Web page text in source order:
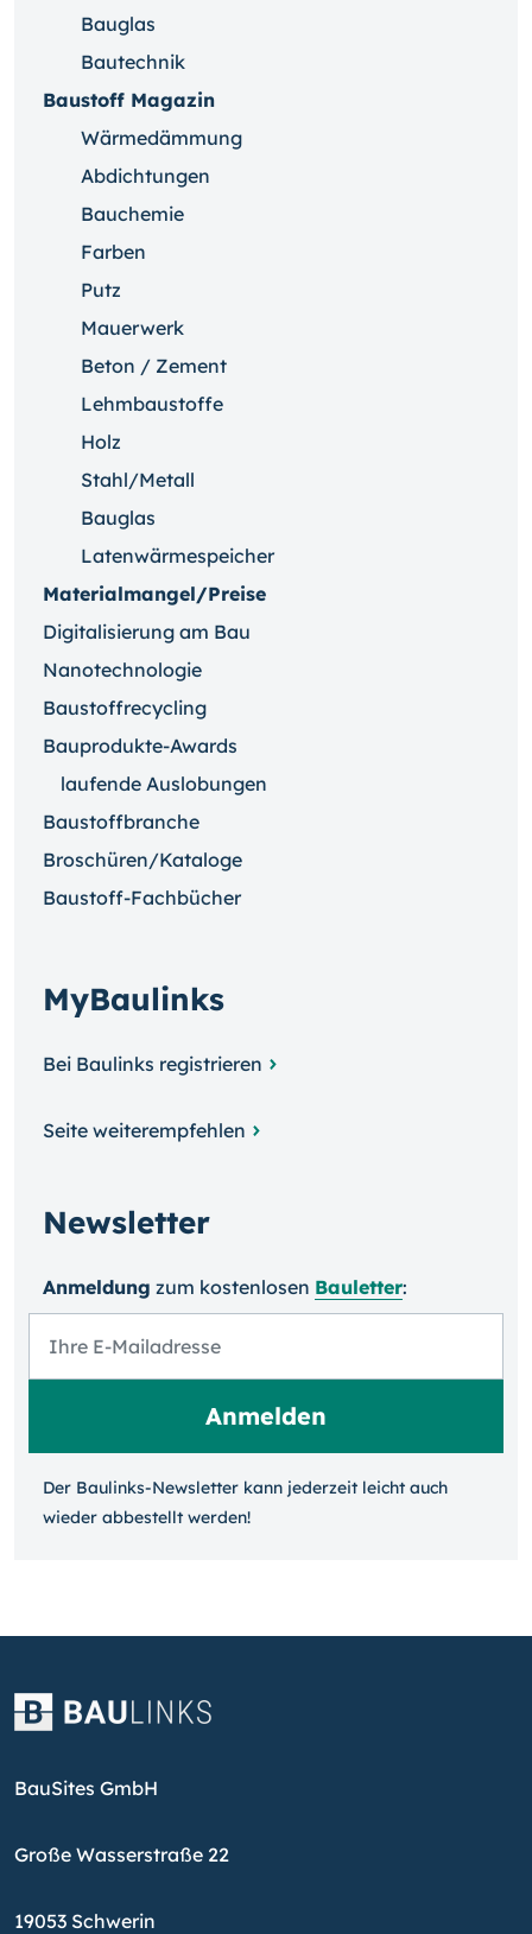
Bauglas
Bautechnik
Baustoff Magazin
Wärmedämmung
Abdichtungen
Bauchemie
Farben
Putz
Mauerwerk
Beton / Zement
Lehmbaustoffe
Holz
Stahl/Metall
Bauglas
Latenwärmespeicher
Materialmangel/Preise
Digitalisierung am Bau
Nanotechnologie
Baustoffrecycling
Bauprodukte-Awards
laufende Auslobungen
Baustoffbranche
Broschüren/Kataloge
Baustoff-Fachbücher
MyBaulinks
Bei Baulinks registrieren
Seite weiterempfehlen
Newsletter
Anmeldung zum kosten­losen Bauletter:
Der Baulinks-Newsletter kann jeder­zeit leicht auch
wieder ab­bestellt werden!
BauSites GmbH
Große Wasserstraße 22
19053 Schwerin